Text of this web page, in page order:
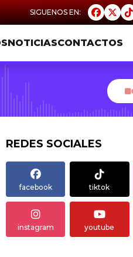
NOTICIASCONTACTOS
REDES SOCIALES
facebook tiktok
instagram youtube